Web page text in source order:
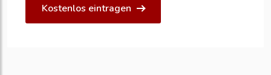
Kostenlos eintragen